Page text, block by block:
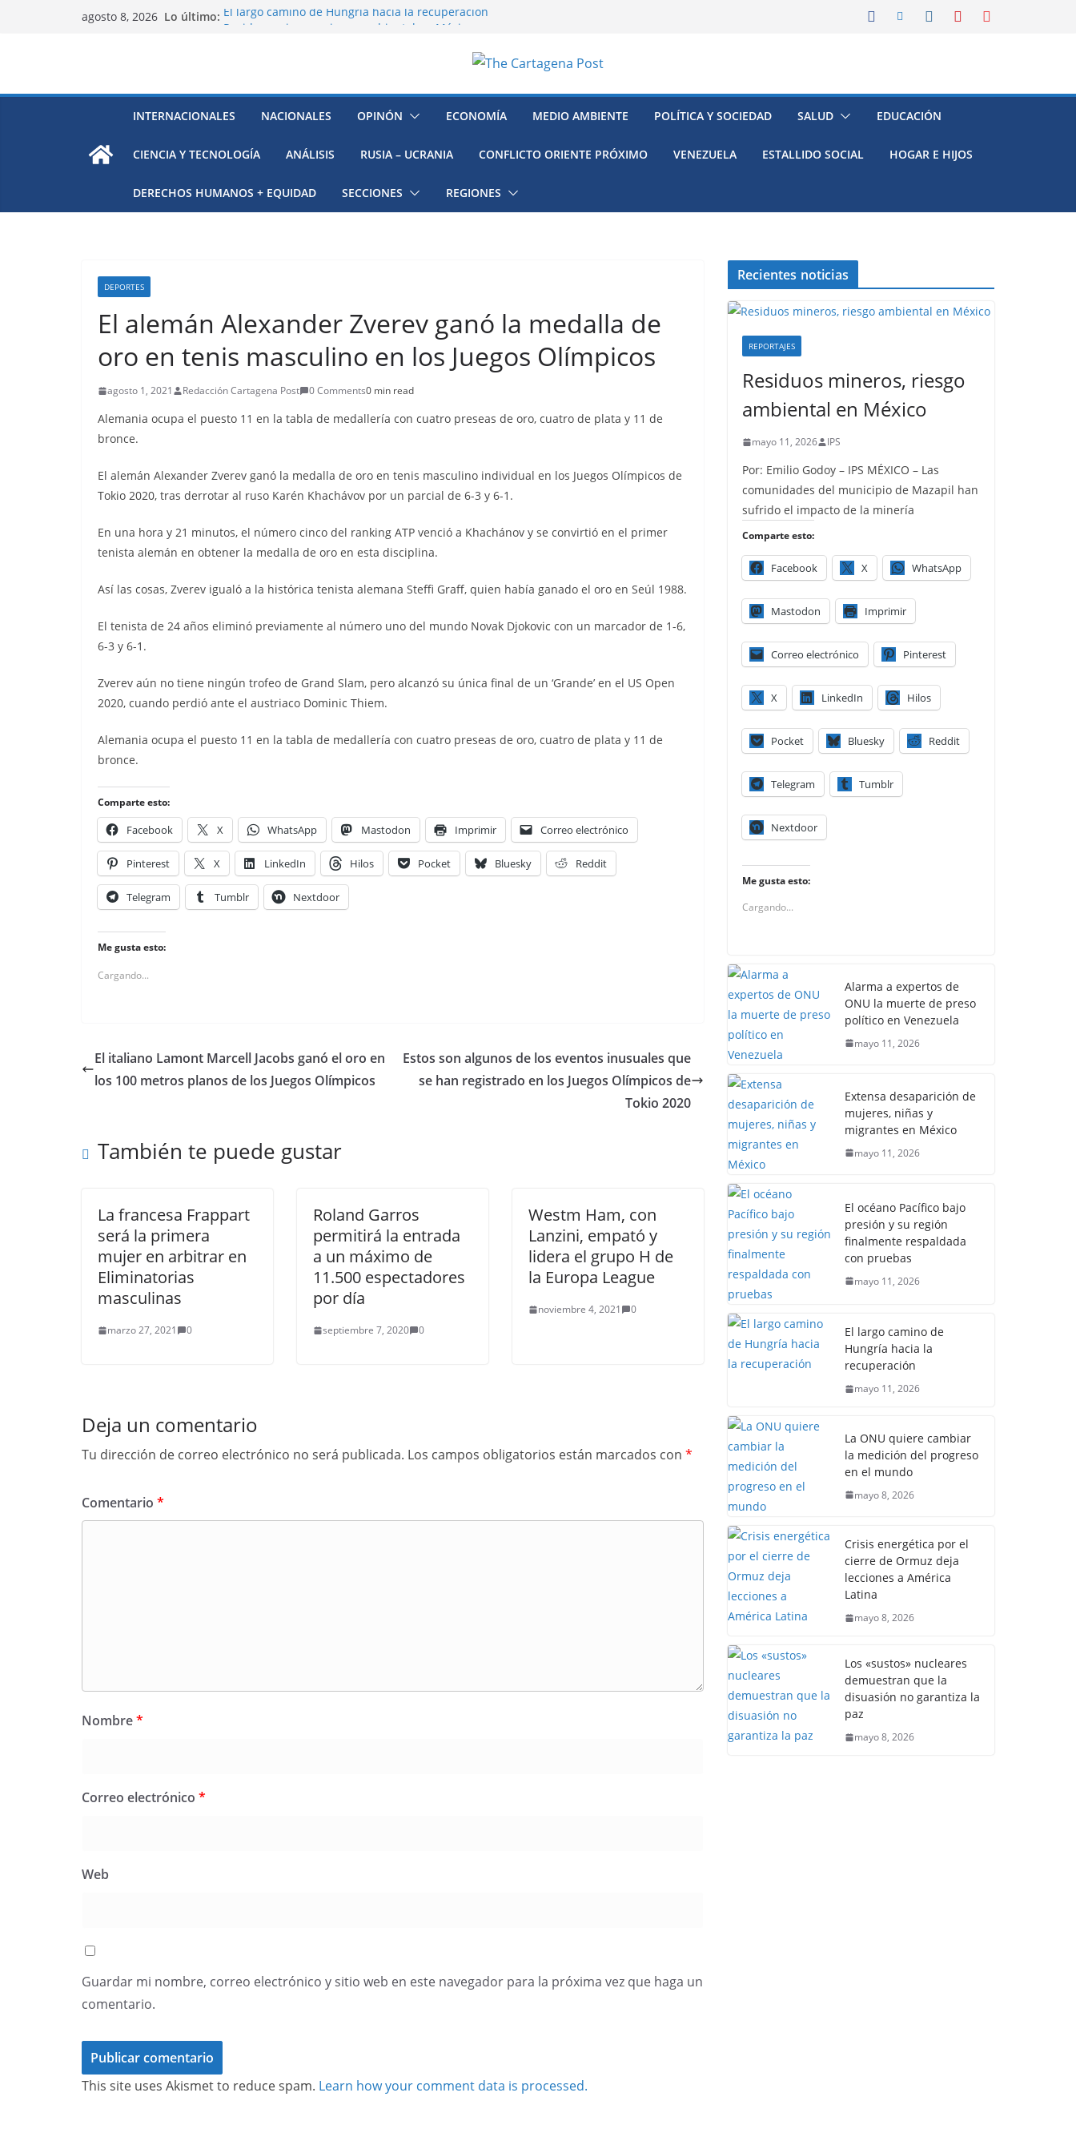
agosto 8, 2026 Lo último: El largo camino de Hungría hacia la recuperación
México
El océano Pacífico bajo presión y su región finalmente
INTERNACIONALES NACIONALES OPINÓN ECONOMÍA MEDIO AMBIENTE POLÍTICA Y SOCIEDAD SALUD EDUCACIÓN
CIENCIA Y TECNOLOGÍA ANÁLISIS RUSIA – UCRANIA CONFLICTO ORIENTE PRÓXIMO VENEZUELA ESTALLIDO SOCIAL HOGAR E HIJOS
DERECHOS HUMANOS + EQUIDAD SECCIONES REGIONES
DEPORTES
El alemán Alexander Zverev ganó la medalla de
oro en tenis masculino en los Juegos Olímpicos
agosto 1, 2021 Redacción Cartagena Post 0 Comments0 min read
Alemania ocupa el puesto 11 en la tabla de medallería con cuatro preseas de oro, cuatro de plata y 11 de
bronce.
El alemán Alexander Zverev ganó la medalla de oro en tenis masculino individual en los Juegos Olímpicos de
Tokio 2020, tras derrotar al ruso Karén Khachávov por un parcial de 6-3 y 6-1.
En una hora y 21 minutos, el número cinco del ranking ATP venció a Khachánov y se convirtió en el primer
tenista alemán en obtener la medalla de oro en esta disciplina.
Así las cosas, Zverev igualó a la histórica tenista alemana Steffi Graff, quien había ganado el oro en Seúl 1988.
El tenista de 24 años eliminó previamente al número uno del mundo Novak Djokovic con un marcador de 1-6,
6-3 y 6-1.
Zverev aún no tiene ningún trofeo de Grand Slam, pero alcanzó su única final de un ‘Grande’ en el US Open
2020, cuando perdió ante el austriaco Dominic Thiem.
Alemania ocupa el puesto 11 en la tabla de medallería con cuatro preseas de oro, cuatro de plata y 11 de
bronce.
Comparte esto:
Facebook X WhatsApp Mastodon Imprimir Correo electrónico
Pinterest X LinkedIn Hilos Pocket Bluesky Reddit
Telegram Tumblr Nextdoor
Me gusta esto:
Cargando...
El italiano Lamont Marcell Jacobs ganó el oro en
los 100 metros planos de los Juegos Olímpicos
Estos son algunos de los eventos inusuales que
se han registrado en los Juegos Olímpicos de
Tokio 2020
También te puede gustar
La francesa Frappart
será la primera
mujer en arbitrar en
Eliminatorias
masculinas
marzo 27, 2021 0
Roland Garros
permitirá la entrada
a un máximo de
11.500 espectadores
por día
septiembre 7, 2020 0
Westm Ham, con
Lanzini, empató y
lidera el grupo H de
la Europa League
noviembre 4, 2021 0
Deja un comentario
Tu dirección de correo electrónico no será publicada. Los campos obligatorios están marcados con *
Comentario *
Nombre*
Correo electrónico *
Web
Guardar mi nombre, correo electrónico y sitio web en este navegador para la próxima vez que haga un
comentario.
This site uses Akismet to reduce spam. Learn how your comment data is processed.
Recientes noticias
REPORTAJES
Residuos mineros, riesgo
ambiental en México
mayo 11, 2026 IPS
Por: Emilio Godoy – IPS MÉXICO – Las
comunidades del municipio de Mazapil han
sufrido el impacto de la minería
Comparte esto:
Facebook X WhatsApp
Mastodon Imprimir
Correo electrónico Pinterest
X LinkedIn Hilos
Pocket Bluesky Reddit
Telegram Tumblr
Nextdoor
Me gusta esto:
Cargando...
Alarma a expertos de
ONU la muerte de preso
político en Venezuela
mayo 11, 2026
Extensa desaparición de
mujeres, niñas y
migrantes en México
mayo 11, 2026
El océano Pacífico bajo
presión y su región
finalmente respaldada
con pruebas
mayo 11, 2026
El largo camino de
Hungría hacia la
recuperación
mayo 11, 2026
La ONU quiere cambiar
la medición del progreso
en el mundo
mayo 8, 2026
Crisis energética por el
cierre de Ormuz deja
lecciones a América
Latina
mayo 8, 2026
Los «sustos» nucleares
demuestran que la
disuasión no garantiza la
paz
mayo 8, 2026